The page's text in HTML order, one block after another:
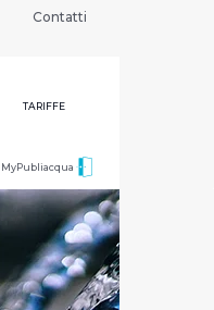
Contatti
TARIFFE
MyPubliacqua